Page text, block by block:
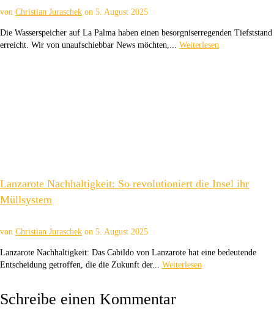
von Christian Juraschek on 5. August 2025
Die Wasserspeicher auf La Palma haben einen besorgniserregenden Tiefststand
erreicht. Wir von unaufschiebbar News möchten,... Weiterlesen
Lanzarote Nachhaltigkeit: So revolutioniert die Insel ihr
Müllsystem
von Christian Juraschek on 5. August 2025
Lanzarote Nachhaltigkeit: Das Cabildo von Lanzarote hat eine bedeutende
Entscheidung getroffen, die die Zukunft der... Weiterlesen
Schreibe einen Kommentar